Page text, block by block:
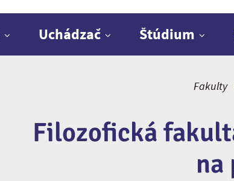
Uchádzač Štúdium
Fakulty
Filozofická
na